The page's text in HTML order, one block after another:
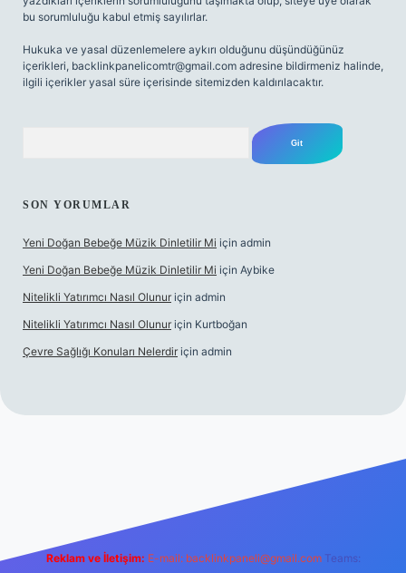
bu sorumluluğu kabul etmiş sayılırlar.
Hukuka ve yasal düzenlemelere aykırı olduğunu düşündüğünüz
içerikleri, backlinkpanelicomtr@gmail.com adresine bildirmeniz halinde,
ilgili içerikler yasal süre içerisinde sitemizden kaldırılacaktır.
SON YORUMLAR
Yeni Doğan Bebeğe Müzik Dinletilir Mi için admin
Yeni Doğan Bebeğe Müzik Dinletilir Mi için Aybike
Nitelikli Yatırımcı Nasıl Olunur için admin
Nitelikli Yatırımcı Nasıl Olunur için Kurtboğan
Çevre Sağlığı Konuları Nelerdir için admin
Reklam ve İletişim: E-mail: backlinkpaneli@gmail.com Teams: